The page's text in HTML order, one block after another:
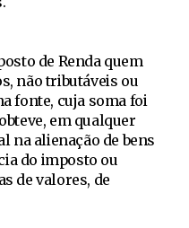
de Renda quem
não tributáveis ou
fonte, cuja soma foi
em qualquer
na alienação de bens
do imposto ou
de valores, de